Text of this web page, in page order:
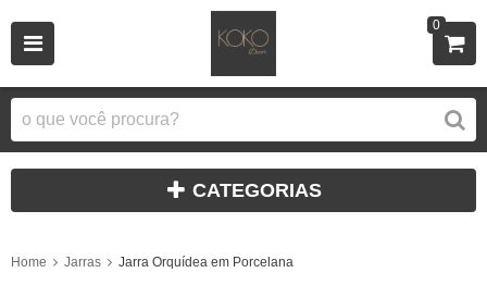
0
CATEGORIAS
Home Jarras Jarra Orquídea em Porcelana